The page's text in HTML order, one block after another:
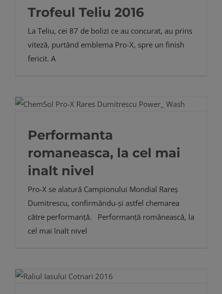
Trofeul Teliu 2016
La Teliu, cei 87 de bolizi ce au concurat, au prins
viteză, purtând emblema Pro-X, spre un finish
fericit. A
Performanta
romaneasca, la cel mai
inalt nivel
Pro-X se alatură Campionului Mondial Rareș
Dumitrescu, confirmându-și astfel chemarea
către performanță. Performanță românească, la
cel mai înalt nivel